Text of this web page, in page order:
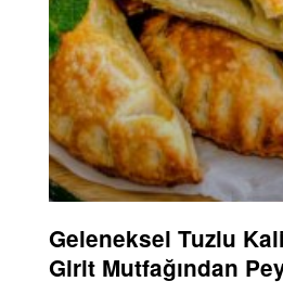
Geleneksel Tuzlu
Girit Mutfağından